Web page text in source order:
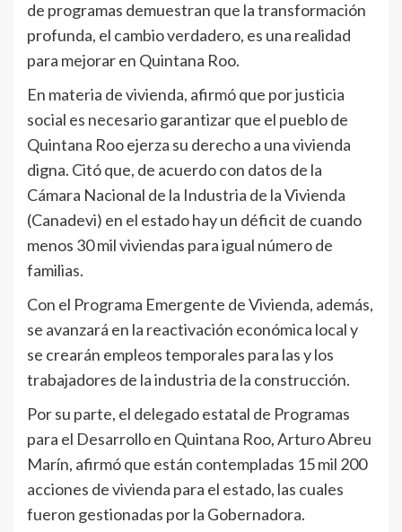
de programas demuestran que la transformación
profunda, el cambio verdadero, es una realidad
para mejorar en Quintana Roo.
En materia de vivienda, afirmó que por justicia
social es necesario garantizar que el pueblo de
Quintana Roo ejerza su derecho a una vivienda
digna. Citó que, de acuerdo con datos de la
Cámara Nacional de la Industria de la Vivienda
(Canadevi) en el estado hay un déficit de cuando
menos 30 mil viviendas para igual número de
familias.
Con el Programa Emergente de Vivienda, además,
se avanzará en la reactivación económica local y
se crearán empleos temporales para las y los
trabajadores de la industria de la construcción.
Por su parte, el delegado estatal de Programas
para el Desarrollo en Quintana Roo, Arturo Abreu
Marín, afirmó que están contempladas 15 mil 200
acciones de vivienda para el estado, las cuales
fueron gestionadas por la Gobernadora.